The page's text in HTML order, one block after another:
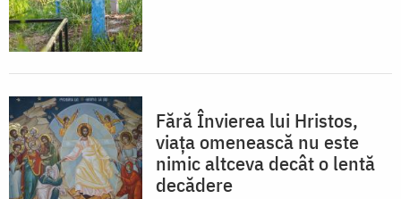
Fără Învierea lui Hristos,
viața omenească nu este
nimic altceva decât o lentă
decădere